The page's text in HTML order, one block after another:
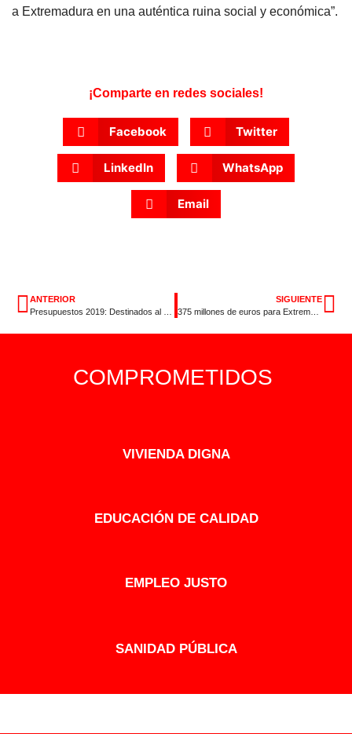
a Extremadura en una auténtica ruina social y económica”.
¡Comparte en redes sociales!
Facebook Twitter
LinkedIn WhatsApp
Email
ANTERIOR
SIGUIENTE
COMPROMETIDOS
VIVIENDA DIGNA
EDUCACIÓN DE CALIDAD
EMPLEO JUSTO
SANIDAD PÚBLICA